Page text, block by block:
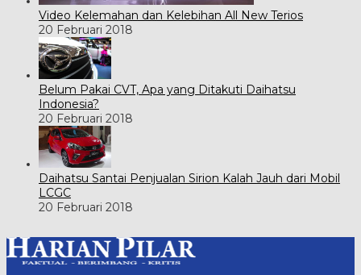
Video Kelemahan dan Kelebihan All New Terios
20 Februari 2018
Belum Pakai CVT, Apa yang Ditakuti Daihatsu
Indonesia?
20 Februari 2018
Daihatsu Santai Penjualan Sirion Kalah Jauh dari Mobil
LCGC
20 Februari 2018